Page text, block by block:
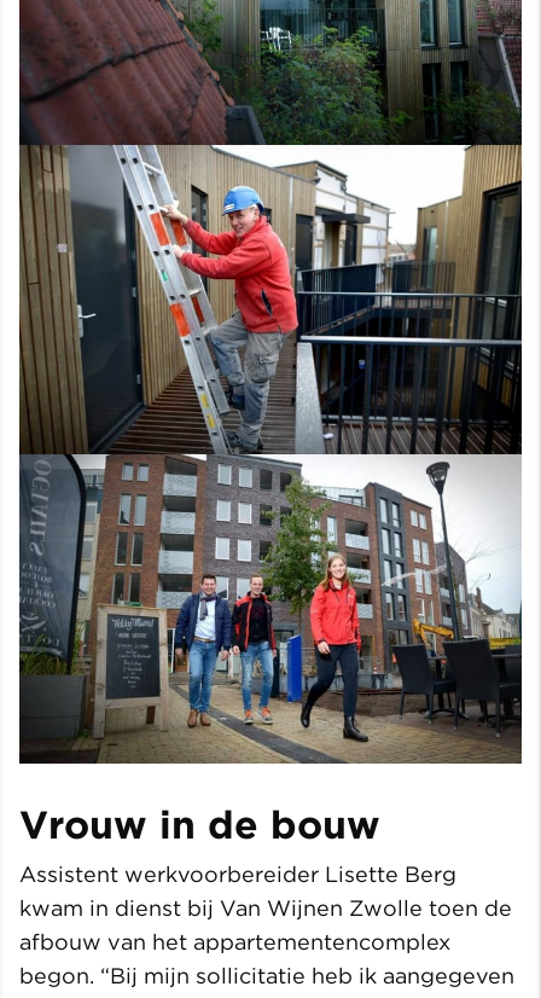
Vrouw in de bouw
Assistent werkvoorbereider Lisette Berg
kwam in dienst bij Van Wijnen Zwolle toen de
afbouw van het appartementencomplex
begon. “Bij mijn sollicitatie heb ik aangegeven